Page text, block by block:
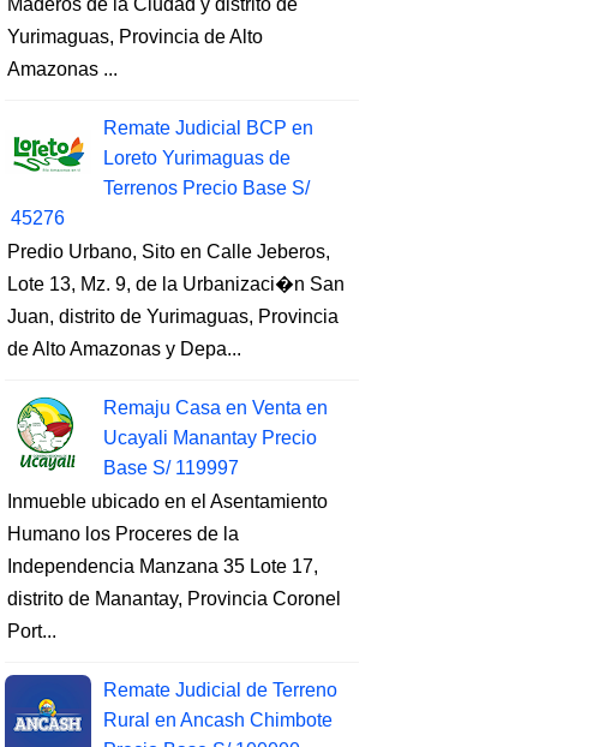
Maderos de la Ciudad y distrito de
Yurimaguas, Provincia de Alto
Amazonas ...
Remate Judicial BCP en
Loreto Yurimaguas de
Terrenos Precio Base S/
45276
Predio Urbano, Sito en Calle Jeberos,
Lote 13, Mz. 9, de la Urbanizaci�n San
Juan, distrito de Yurimaguas, Provincia
de Alto Amazonas y Depa...
Remaju Casa en Venta en
Ucayali Manantay Precio
Base S/ 119997
Inmueble ubicado en el Asentamiento
Humano los Proceres de la
Independencia Manzana 35 Lote 17,
distrito de Manantay, Provincia Coronel
Port...
Remate Judicial de Terreno
Rural en Ancash Chimbote